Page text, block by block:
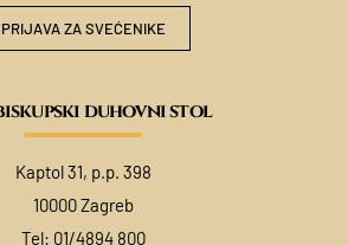
PRIJAVA ZA SVEĆENIKE
duhovni stol
Kaptol 31, p.p. 398
10000 Zagreb
Tel: 01/4894 800